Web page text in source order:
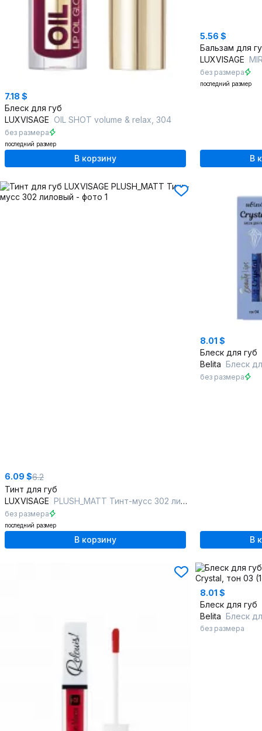
7.18 $
Блеск для губ
LUXVISAGE OIL SHOT volume & relax, 304
без размера
последний размер
В корзину
5.56 $
Бальзам для
LUXVISAGE
без размера
последний размер
В
6.09 $6.2
Тинт для губ
LUXVISAGE PLUSH_MATT Тинт-мусс 302 лиловый
без размера
последний размер
В корзину
8.01 $
Блеск для губ
Belita Блеск для
без размера
В
8.01 $
Блеск для губ
Belita Блеск для
без размера